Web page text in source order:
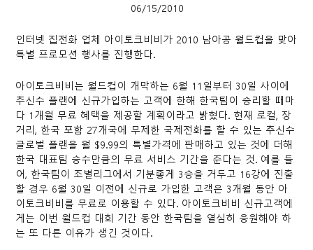
06/15/2010
인터넷 집전화 업체 아이토크비비가 2010 남아공 월드컵을 맞아
특별 프로모션 행사를 진행한다.
아이토크비비는 월드컵이 개막하는 6월 11일부터 30일 사이에
추신수 플랜에 신규가입하는 고객에 한해 한국팀이 승리할 때마
다 1개월 무료 혜택을 제공할 계획이라고 밝혔다. 현재 로컬, 장
거리, 한국 포함 27개국에 무제한 국제전화를 할 수 있는 추신수
글로벌 플랜을 월 $9.99의 특별가격에 판매하고 있는 것에 더해
한국 대표팀 승수만큼의 무료 서비스 기간을 준다는 것. 예를 들
어, 한국팀이 조별리그에서 기분좋게 3승을 거두고 16강에 진출
할 경우 6월 30일 이전에 신규로 가입한 고객은 3개월 동안 아
이토크비비를 무료로 이용할 수 있다. 아이토크비비 신규고객에
게는 이번 월드컵 대회 기간 동안 한국팀을 열심히 응원해야 하
는 또 다른 이유가 생긴 것이다.